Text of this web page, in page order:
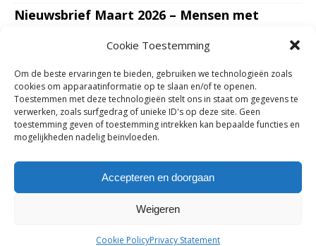
Cookie Toestemming
Om de beste ervaringen te bieden, gebruiken we technologieën zoals
cookies om apparaatinformatie op te slaan en/of te openen.
Toestemmen met deze technologieën stelt ons in staat om gegevens te
verwerken, zoals surfgedrag of unieke ID's op deze site. Geen
toestemming geven of toestemming intrekken kan bepaalde functies en
mogelijkheden nadelig beïnvloeden.
Accepteren en doorgaan
Weigeren
Cookie PolicyPrivacy Statement
Nieuwsbrief Maart 2026 – Mensen met
Nieuwsbrief Januari – Februari 2026 – Mensen
met dementie in Groningen
7 February 2026 0
Ondersteun mantelzorgers – gun hun een
adempauze in De Opstap. Inzamelingsactie
voor De Opstap gestart op GoFundMe
0